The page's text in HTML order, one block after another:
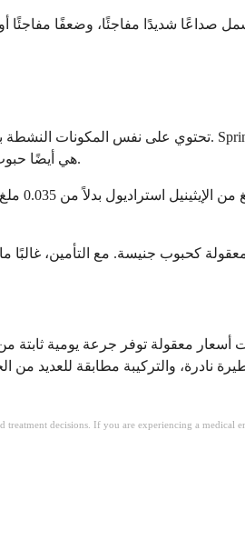
صداعًا شديدًا مفاجئًا، وضعفًا
هي أيضًا حبوب جنيسة بنفس التركيبة. لا يوجد فرق سريري بين هذه الحبوب. يعتمد الاختيار بينها عادةً على التوفر، وتغطية التأمين، والتكلفة.
نادرة، والتركيبة مطابقة للعديد من
decisions. If you are experiencing a medical